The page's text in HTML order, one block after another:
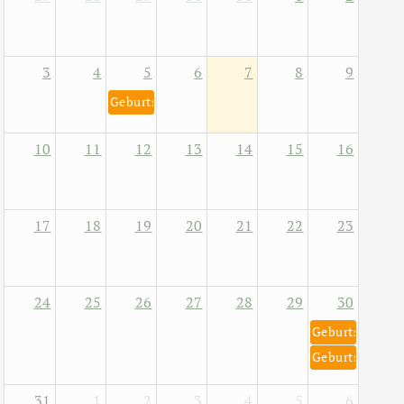
3 4 5
Geburtstag von Helene Fischer 5. August 1984
6 7 8 9
10 11 12 13 14 15 16
17 18 19 20 21 22 23
24 25 26 27 28 29 30
Geburtstag
Geburtstag